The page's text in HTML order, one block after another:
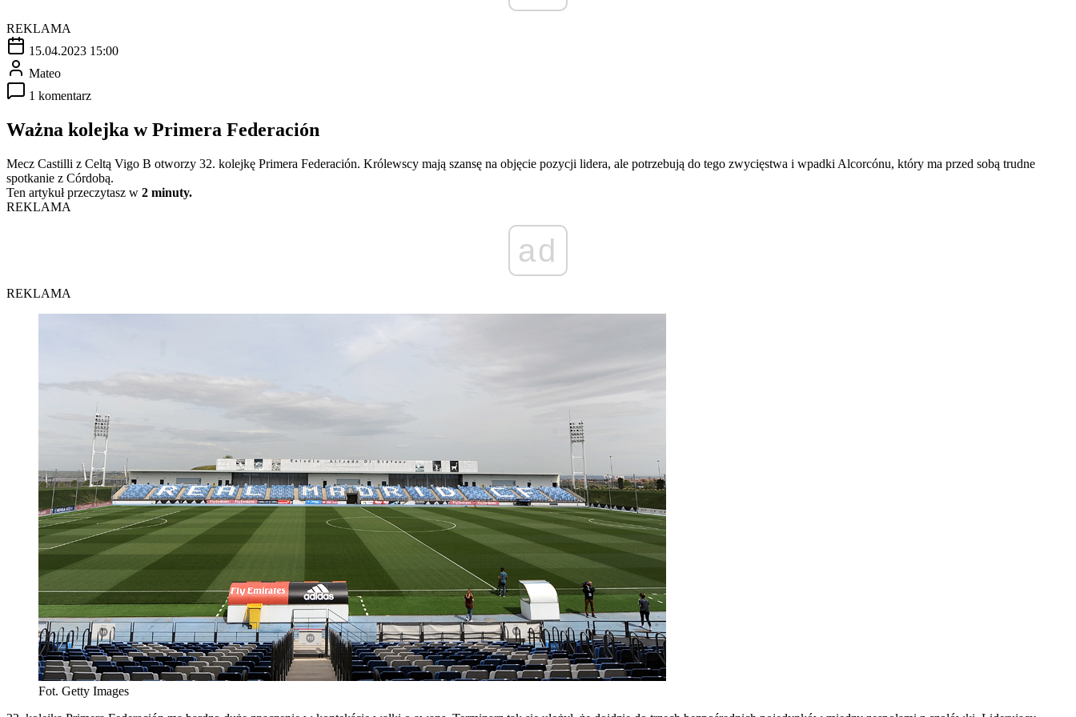
REKLAMA
15.04.2023 15:00
Mateo
1 komentarz
Ważna kolejka w Primera Federación
Mecz Castilli z Celtą Vigo B otworzy 32. kolejkę Primera Federación. Królewscy mają szansę na objęcie pozycji lidera, ale potrzebują do tego zwycięstwa i wpadki Alcorcónu, który ma przed sobą trudne
spotkanie z Córdobą.
Ten artykuł przeczytasz w 2 minuty.
REKLAMA
ad
REKLAMA
Fot. Getty Images